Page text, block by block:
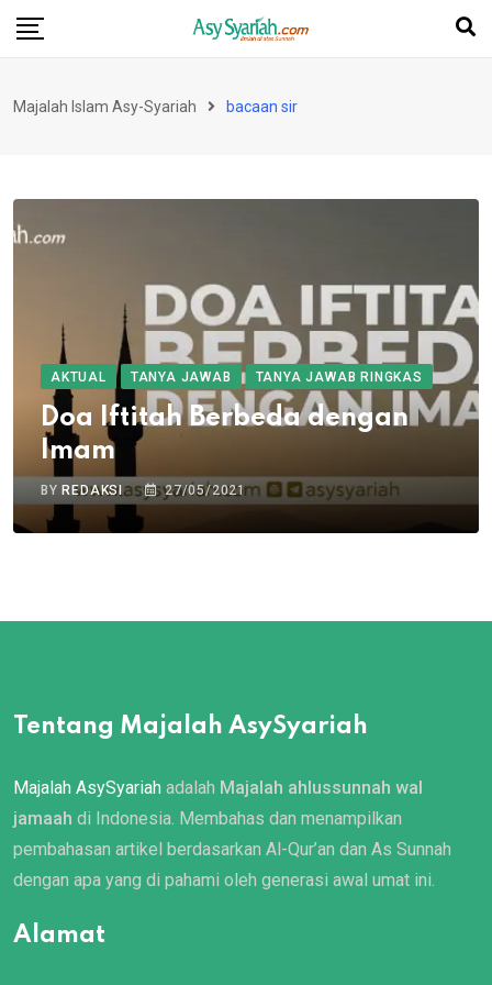
Skip
Majalah Islam Asy-Syariah bacaan sir
AKTUAL TANYA JAWAB TANYA JAWAB RINGKAS
Doa Iftitah Berbeda dengan
Imam
BY REDAKSI 27/05/2021
Tentang Majalah AsySyariah
Majalah AsySyariah adalah Majalah ahlussunnah wal
jamaah di Indonesia. Membahas dan menampilkan
pembahasan artikel berdasarkan Al-Qur’an dan As Sunnah
dengan apa yang di pahami oleh generasi awal umat ini.
Alamat